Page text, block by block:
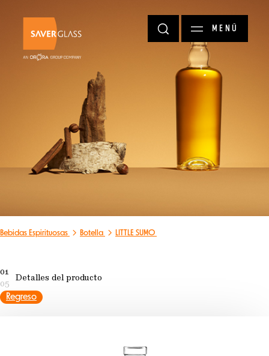
MENÚ
Bebidas Espirituosas Botella LITTLE SUMO
01
05
Detalles del producto
Regreso